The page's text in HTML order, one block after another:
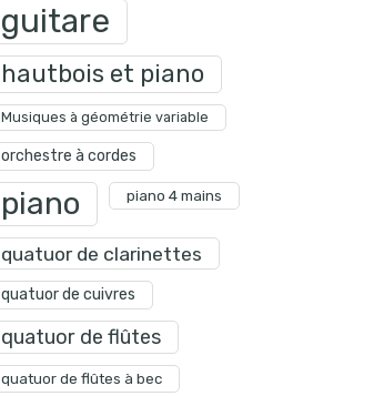
guitare
hautbois et piano
Musiques à géométrie variable
orchestre à cordes
piano piano 4 mains
quatuor de clarinettes
quatuor de cuivres
quatuor de flûtes
quatuor de flûtes à bec